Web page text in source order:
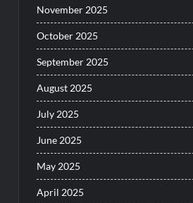
November 2025
October 2025
September 2025
August 2025
July 2025
June 2025
May 2025
April 2025